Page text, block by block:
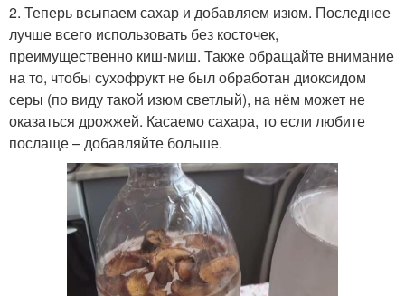
2. Теперь всыпаем сахар и добавляем изюм. Последнее
лучше всего использовать без косточек,
преимущественно киш-миш. Также обращайте внимание
на то, чтобы сухофрукт не был обработан диоксидом
серы (по виду такой изюм светлый), на нём может не
оказаться дрожжей. Касаемо сахара, то если любите
послаще – добавляйте больше.